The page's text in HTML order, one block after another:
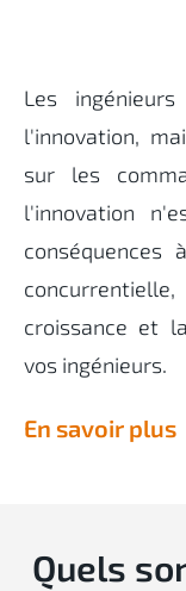
Les
l'innovation,
sur les
l'innovation
croissance et
vos ingénieurs.
En savoir plus
Quels